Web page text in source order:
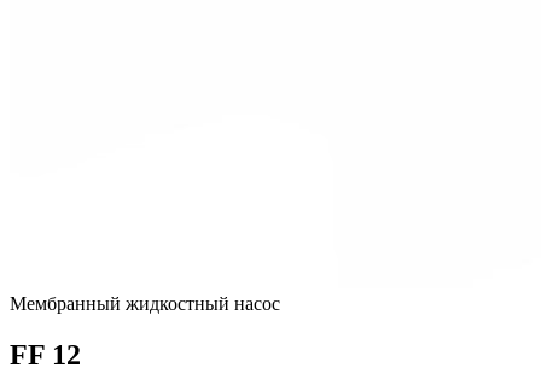
Мембранный жидкостный насос
FF 12